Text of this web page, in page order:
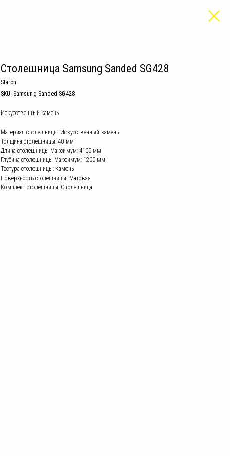
Столешница Samsung Sanded SG428
Staron
SKU: Samsung Sanded SG428
Искусственный камень
Материал столешницы: Искусственный камень
Толщина столешницы: 40 мм
Длина столешницы Mаксимум: 4100 мм
Глубина столешницы Mаксимум: 1200 мм
Тестура столешницы: Камень
Поверхность столешницы: Матовая
Комплект столешницы: Столешница